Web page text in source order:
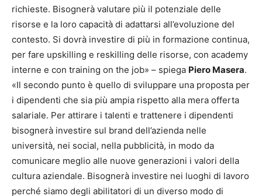
richieste. Bisognerà valutare più il potenziale delle
risorse e la loro capacità di adattarsi all’evoluzione del
contesto. Si dovrà investire di più in formazione continua,
per fare upskilling e reskilling delle risorse, con academy
interne e con training on the job» – spiega Piero Masera.
«Il secondo punto è quello di sviluppare una proposta per
i dipendenti che sia più ampia rispetto alla mera offerta
salariale. Per attirare i talenti e trattenere i dipendenti
bisognerà investire sul brand dell’azienda nelle
università, nei social, nella pubblicità, in modo da
comunicare meglio alle nuove generazioni i valori della
cultura aziendale. Bisognerà investire nei luoghi di lavoro
perché siamo degli abilitatori di un diverso modo di